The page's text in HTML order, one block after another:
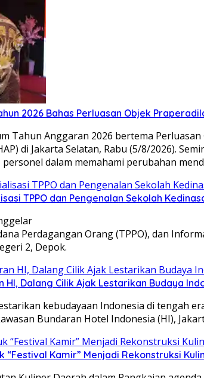
2026 Bahas Perluasan Objek
Tahun Anggaran 2026 bertema
di Jakarta Selatan, Rabu (5/8/2026).
dalam memahami perubahan
TPPO dan Pengenalan Sekolah
Perdagangan Orang (TPPO), dan
2, Depok.
Dalang Cilik Ajak Lestarikan Budaya
kebudayaan Indonesia di tengah
Bundaran Hotel Indonesia (HI),
Kamir” Menjadi Rekonstruksi